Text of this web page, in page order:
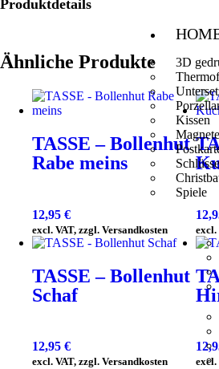
3D
Kissen
Magnete
Spiele
Produktdetails
Ähnliche Produkte
TASSE – Bollenhut
Rabe meins
12,95 €
excl. VAT, zzgl. Versandkosten excl.
TASSE – Bollenhut
Schaf
12,95 €
excl. VAT, zzgl. Versandkosten excl.